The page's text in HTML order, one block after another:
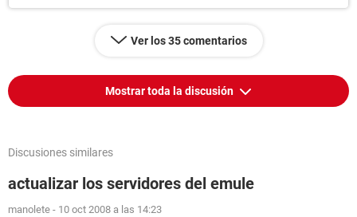
Ver los 35 comentarios
Mostrar toda la discusión
Discusiones similares
actualizar los servidores del emule
manolete - 10 oct 2008 a las 14:23